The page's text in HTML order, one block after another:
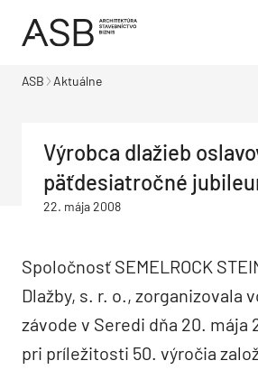
ASB Aktuálne
Výrobca dlažieb
päťdesiatročné
22. mája 2008
Spoločnosť SEMELROCK
Dlažby, s. r. o., zorganizovala
závode v Seredi dňa 20. mája
pri príležitosti 50. výročia